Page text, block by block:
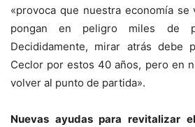
«provoca que nuestra economía se
pongan en peligro miles de
Decididamente, mirar atrás debe
Ceclor por estos 40 años, pero en
volver al punto de partida».
Nuevas ayudas para revitalizar